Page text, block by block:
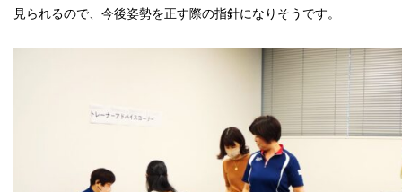
見られるので、今後姿勢を正す際の指針になりそうです。